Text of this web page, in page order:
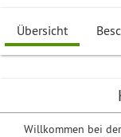
Übersicht
Willkommen bei